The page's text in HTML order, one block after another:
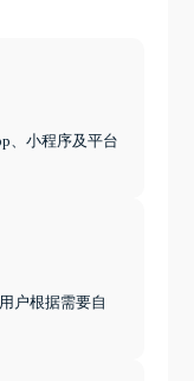
、小程序及平台
户根据需要自